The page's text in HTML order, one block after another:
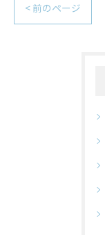
< 前のページ